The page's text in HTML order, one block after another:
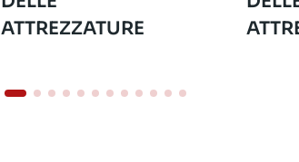
ATTREZZATURE